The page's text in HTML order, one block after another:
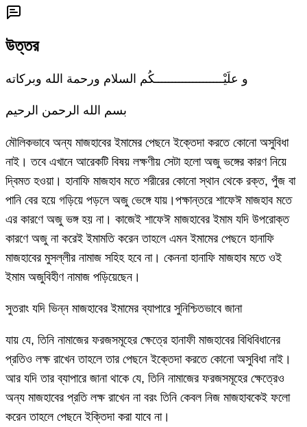
উত্তর
و علَيْــــــــــــــــــــكُم السلام ورحمة الله وبركاته
بسم الله الرحمن الرحيم
মৌলিকভাবে অন্য মাজহাবের ইমামের পেছনে ইক্তেদা করতে কোনো অসুবিধা
নাই। তবে এখানে আরেকটি বিষয় লক্ষণীয় সেটা হলো অজু ভঙ্গের কারণ নিয়ে
দ্বিমত হওয়া। হানাফি মাজহাব মতে শরীরের কোনো স্থান থেকে রক্ত, পুঁজ বা
পানি বের হয়ে গড়িয়ে পড়লে অজু ভেঙ্গে যায়।পক্ষান্তরে শাফেঈ মাজহাব মতে
এর কারণে অজু ভঙ্গ হয় না। কাজেই শাফেঈ মাজহাবের ইমাম যদি উপরোক্ত
কারণে অজু না করেই ইমামতি করেন তাহলে এমন ইমামের পেছনে হানাফি
মাজহাবের মুসল্লীর নামাজ সহিহ হবে না। কেননা হানাফি মাজহাব মতে ওই
ইমাম অজুবিহীণ নামাজ পড়িয়েছেন।
সুতরাং যদি ভিন্ন মাজহাবের ইমামের ব্যাপারে সুনিশ্চিতভাবে জানা
যায় যে, তিনি নামাজের ফরজসমূহের ক্ষেত্রে হানাফী মাজহাবের বিধিবিধানের
প্রতিও লক্ষ রাখেন তাহলে তার পেছনে ইক্তেদা করতে কোনো অসুবিধা নাই।
আর যদি তার ব্যাপারে জানা থাকে যে, তিনি নামাজের ফরজসমূহের ক্ষেত্রেও
অন্য মাজহাবের প্রতি লক্ষ রাখেন না বরং তিনি কেবল নিজ মাজহাবকেই ফলো
করেন তাহলে পেছনে ইক্তিদা করা যাবে না।